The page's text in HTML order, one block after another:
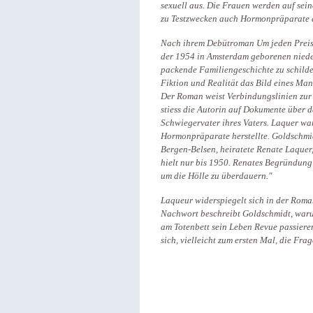
sexuell aus. Die Frauen werden auf
zu Testzwecken auch Hormonpräparate
Nach ihrem Debütroman Um jeden
der 1954 in Amsterdam geborenen
packende Familiengeschichte zu
Fiktion und Realität das Bild eines
Der Roman weist Verbindungslinien
stiess die Autorin auf Dokumente über
Schwiegervater ihres Vaters. Laquer
Hormonpräparate herstellte.
Bergen-Belsen, heiratete Renate
hielt nur bis 1950. Renates
um die Hölle zu überdauern."
Laqueur widerspiegelt sich in der
Nachwort beschreibt Goldschmidt,
am Totenbett sein Leben Revue
sich, vielleicht zum ersten Mal, die